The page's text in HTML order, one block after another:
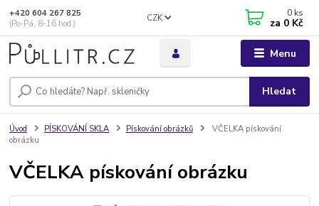
Menu
CZK
Hledat
+420 604 267 825
(Po-Pá, 8-16 hod.)
0 ks
za 0 Kč
Úvod PÍSKOVÁNÍ SKLA Pískování obrázků
VČELKA pískování
obrázku
VČELKA pískování obrázku